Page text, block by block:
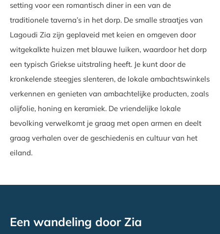
setting voor een romantisch diner in een van de
traditionele taverna’s in het dorp. De smalle straatjes van
Lagoudi Zia zijn geplaveid met keien en omgeven door
witgekalkte huizen met blauwe luiken, waardoor het dorp
een typisch Griekse uitstraling heeft. Je kunt door de
kronkelende steegjes slenteren, de lokale ambachtswinkels
verkennen en genieten van ambachtelijke producten, zoals
olijfolie, honing en keramiek. De vriendelijke lokale
bevolking verwelkomt je graag met open armen en deelt
graag verhalen over de geschiedenis en cultuur van het
eiland.
Een wandeling door Zia